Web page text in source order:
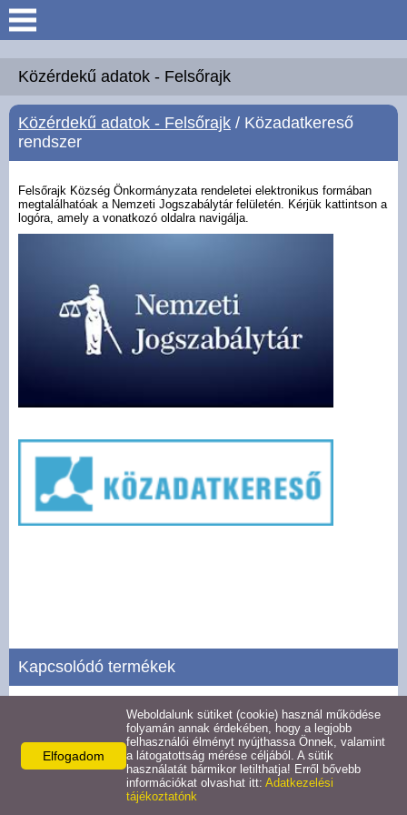
Keresés
Köszöntő
Hírek
Polgármesteri Hivatal
Közérdekű adatok -
Felsőrajk
Választási információk -
Felsőrajk
EFOP-1.5.2-16-2017-00008
Közérdekű adatok - Felsőrajk
Közérdekű adatok - Felsőrajk / Közadatkereső
rendszer
Felsőrajk Község Önkormányzata rendeletei elektronikus formában
megtalálhatóak a Nemzeti Jogszabálytár felületén. Kérjük kattintson a
logóra, amely a vonatkozó oldalra navigálja.
Kapcsolódó termékek
Tevékenységre, működésre vonatkozó adatok
Részletek
Elfogadom
Weboldalunk sütiket (cookie) használ működése
folyamán annak érdekében, hogy a legjobb
felhasználói élményt nyújthassa Önnek, valamint
a látogatottság mérése céljából. A sütik
használatát bármikor letilthatja! Erről bővebb
információkat olvashat itt: Adatkezelési
tájékoztatónk